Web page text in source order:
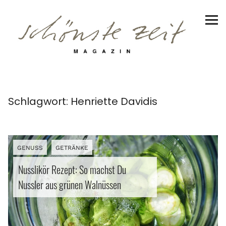
Reiseziele
Genuss
Erlebnisse
FacebookInstagram
PinterestBlueskyThreads
Schlagwort: Henriette Davidis
GENUSS GETRÄNKE
Nusslikör Rezept: So machst Du
Nussler aus grünen Walnüssen